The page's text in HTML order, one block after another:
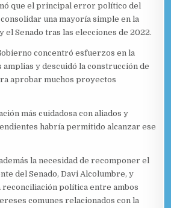
que el principal error político del
una mayoría simple en la
el Senado tras las elecciones de 2022.
concentró esfuerzos en la
amplias y descuidó la construcción de
aprobar muchos proyectos
más cuidadosa con aliados y
habría permitido alcanzar ese
la necesidad de recomponer el
del Senado, Davi Alcolumbre, y
política entre ambos
comunes relacionados con la